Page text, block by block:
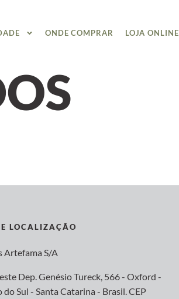
ONDE COMPRAR LOJA ONLINE
LOCALIZAÇÃO
Artefama S/A
Dep. Genésio Tureck, 566 - Oxford -
do Sul - Santa Catarina - Brasil. CEP